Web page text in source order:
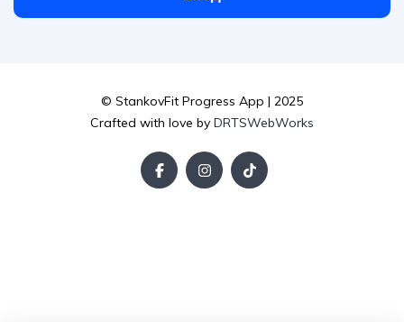
© StankovFit Progress App | 2025
Crafted with love by DRTSWebWorks